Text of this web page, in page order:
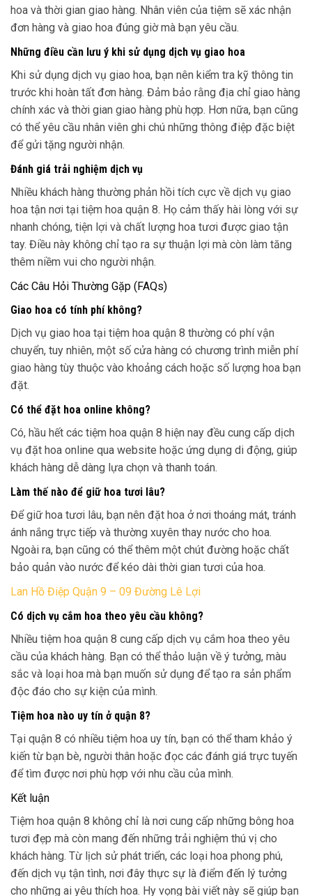
hoa và thời gian giao hàng. Nhân viên của tiệm sẽ xác nhận
đơn hàng và giao hoa đúng giờ mà bạn yêu cầu.
Những điều cần lưu ý khi sử dụng dịch vụ giao hoa
Khi sử dụng dịch vụ giao hoa, bạn nên kiểm tra kỹ thông tin
trước khi hoàn tất đơn hàng. Đảm bảo rằng địa chỉ giao hàng
chính xác và thời gian giao hàng phù hợp. Hơn nữa, bạn cũng
có thể yêu cầu nhân viên ghi chú những thông điệp đặc biệt
để gửi tặng người nhận.
Đánh giá trải nghiệm dịch vụ
Nhiều khách hàng thường phản hồi tích cực về dịch vụ giao
hoa tận nơi tại tiệm hoa quận 8. Họ cảm thấy hài lòng với sự
nhanh chóng, tiện lợi và chất lượng hoa tươi được giao tận
tay. Điều này không chỉ tạo ra sự thuận lợi mà còn làm tăng
thêm niềm vui cho người nhận.
Các Câu Hỏi Thường Gặp (FAQs)
Giao hoa có tính phí không?
Dịch vụ giao hoa tại tiệm hoa quận 8 thường có phí vận
chuyển, tuy nhiên, một số cửa hàng có chương trình miễn phí
giao hàng tùy thuộc vào khoảng cách hoặc số lượng hoa bạn
đặt.
Có thể đặt hoa online không?
Có, hầu hết các tiệm hoa quận 8 hiện nay đều cung cấp dịch
vụ đặt hoa online qua website hoặc ứng dụng di động, giúp
khách hàng dễ dàng lựa chọn và thanh toán.
Làm thế nào để giữ hoa tươi lâu?
Để giữ hoa tươi lâu, bạn nên đặt hoa ở nơi thoáng mát, tránh
ánh nắng trực tiếp và thường xuyên thay nước cho hoa.
Ngoài ra, bạn cũng có thể thêm một chút đường hoặc chất
bảo quản vào nước để kéo dài thời gian tươi của hoa.
Lan Hồ Điệp Quận 9 – 09 Đường Lê Lợi
Có dịch vụ cắm hoa theo yêu cầu không?
Nhiều tiệm hoa quận 8 cung cấp dịch vụ cắm hoa theo yêu
cầu của khách hàng. Bạn có thể thảo luận về ý tưởng, màu
sắc và loại hoa mà bạn muốn sử dụng để tạo ra sản phẩm
độc đáo cho sự kiện của mình.
Tiệm hoa nào uy tín ở quận 8?
Tại quận 8 có nhiều tiệm hoa uy tín, bạn có thể tham khảo ý
kiến từ bạn bè, người thân hoặc đọc các đánh giá trực tuyến
để tìm được nơi phù hợp với nhu cầu của mình.
Kết luận
Tiệm hoa quận 8 không chỉ là nơi cung cấp những bông hoa
tươi đẹp mà còn mang đến những trải nghiệm thú vị cho
khách hàng. Từ lịch sử phát triển, các loại hoa phong phú,
đến dịch vụ tận tình, nơi đây thực sự là điểm đến lý tưởng
cho những ai yêu thích hoa. Hy vọng bài viết này sẽ giúp bạn